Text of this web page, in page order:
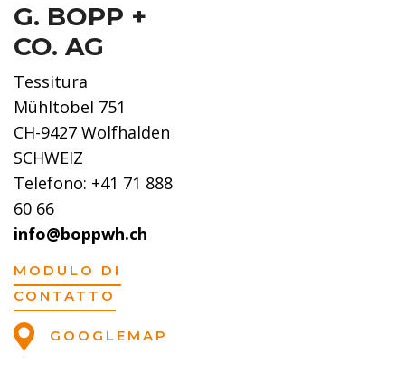
G. BOPP +
CO. AG
Tessitura
Mühltobel 751
CH-9427 Wolfhalden
SCHWEIZ
Telefono: +41 71 888
60 66
info@boppwh.ch
MODULO DI
CONTATTO
GOOGLEMAP